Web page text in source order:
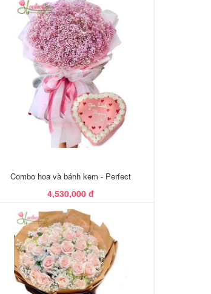
Combo hoa và bánh kem - Perfect
4,530,000 đ